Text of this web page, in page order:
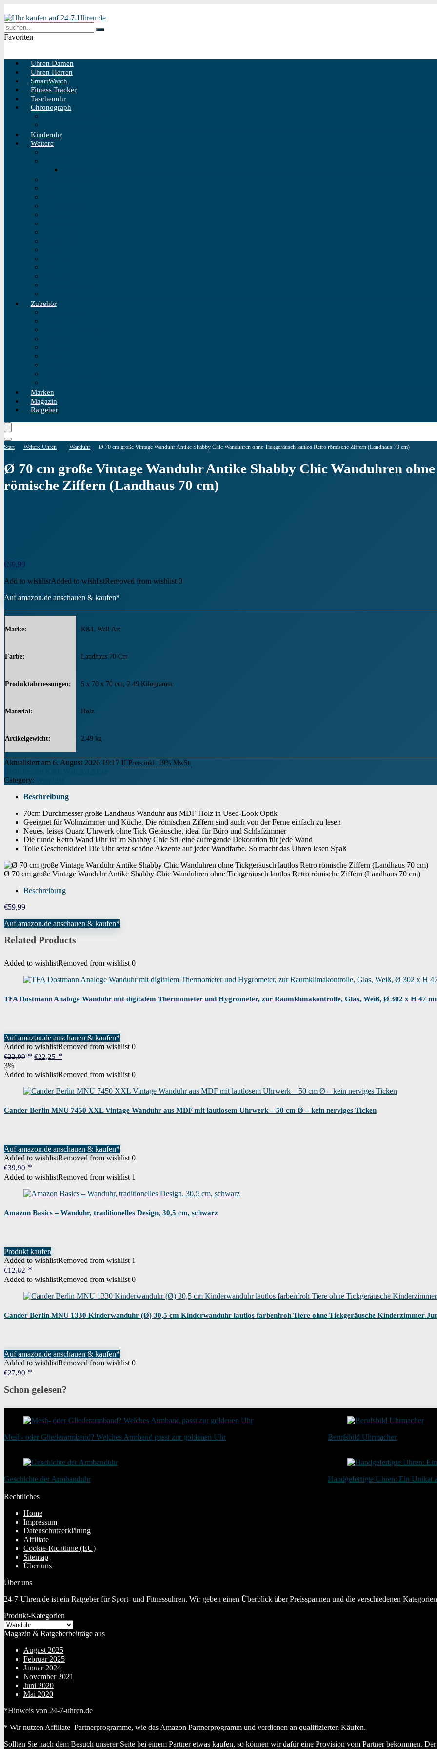
Favoriten
Uhren Damen
Uhren Herren
SmartWatch
Fitness Tracker
Taschenuhr
Chronograph
Kinderuhr
Weitere
Zubehör
Marken
Magazin
Ratgeber
Start Weitere Uhren Wanduhr Ø 70 cm große Vintage Wanduhr Antike Shabby Chic Wanduhren ohne Tickgeräusch lautlos Retro römische Ziffern (Landhaus 70 cm)
Ø 70 cm große Vintage Wanduhr Antike Shabby Chic Wanduhren
römische Ziffern (Landhaus 70 cm)
€59,99
Add to wishlistAdded to wishlistRemoved from wishlist 0
Auf amazon.de anschauen & kaufen*
Marke ‎K&L Wall Art
Farbe ‎Landhaus 70 Cm
Produktabmessungen ‎5 x 70 x 70 cm, 2.49 Kilogramm
Material ‎Holz
Artikelgewicht ‎2.49 kg
Aktualisiert am 6. August 2026 19:17 II Preis inkl. 19% MwSt.
Category:
Beschreibung
70cm Durchmesser große Landhaus Wanduhr aus MDF Holz in Used-Look Optik
Geeignet für Wohnzimmer und Küche. Die römischen Ziffern sind auch von der Ferne einfach zu lesen
Neues, leises Quarz Uhrwerk ohne Tick Geräusche, ideal für Büro und Schlafzimmer
Die runde Retro Wand Uhr ist im Shabby Chic Stil eine aufregende Dekoration für jede Wand
Tolle Geschenkidee! Die Uhr setzt schöne Akzente auf jeder Wandfarbe. So macht das Uhren lesen Spaß
Ø 70 cm große Vintage Wanduhr Antike Shabby Chic Wanduhren ohne Tickgeräusch lautlos Retro römische Ziffern (Landhaus 70 cm)
Beschreibung
€59,99
Auf amazon.de anschauen & kaufen*
Related Products
Added to wishlistRemoved from wishlist 0
TFA Dostmann Analoge Wanduhr mit digitalem Thermometer und Hygrometer, zur Raumklimakontrolle, Glas, Weiß, Ø 302 x H 47
Auf amazon.de anschauen & kaufen*
Added to wishlistRemoved from wishlist 0
€22,99
Ursprünglicher
war:
€22,99
€22,25
ist:
€22,25.
3%
Added to wishlistRemoved from wishlist 0
Cander Berlin MNU 7450 XXL Vintage Wanduhr aus MDF mit lautlosem Uhrwerk – 50 cm Ø – kein nerviges Ticken
Auf amazon.de anschauen & kaufen*
Added to wishlistRemoved from wishlist 0
€39,90
Added to wishlistRemoved from wishlist 1
Amazon Basics – Wanduhr, traditionelles Design, 30,5 cm, schwarz
Produkt kaufen
Added to wishlistRemoved from wishlist 1
€12,82
Added to wishlistRemoved from wishlist 0
Cander Berlin MNU 1330 Kinderwanduhr (Ø) 30,5 cm Kinderwanduhr lautlos farbenfroh Tiere ohne Tickgeräusche Kinderzimmer
Auf amazon.de anschauen & kaufen*
Added to wishlistRemoved from wishlist 0
€27,90
Schon gelesen?
Mesh- oder Gliederarmband? Welches Armband passt zur goldenen Uhr
Berufsbild Uhrmacher
Geschichte der Armbanduhr
Handgefertigte Uhren: Ein Unikat
Rechtliches
Home
Impressum
Datenschutzerklärung
Affiliate
Cookie-Richtlinie (EU)
Sitemap
Über uns
Über uns
24-7-Uhren.de ist ein Ratgeber für Sport- und Fitnessuhren. Wir geben einen Überblick über Preisspannen und die verschiedenen
Produkt-Kategorien
Magazin & Ratgeberbeiträge aus
August 2025
Februar 2025
Januar 2024
November 2021
Juni 2020
Mai 2020
*Hinweis von 24-7-uhren.de
* Wir nutzen Affiliate Partnerprogramme, wie das Amazon Partnerprogramm und verdienen an qualifizierten Käufen.
Sollten Sie nach dem Besuch unserer Seite bei einem Partner etwas kaufen, so können wir dafür eine Provision vom Partner bekommen.